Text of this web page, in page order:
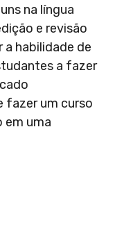
na língua
e revisão
habilidade de
a fazer
fazer um curso
em uma